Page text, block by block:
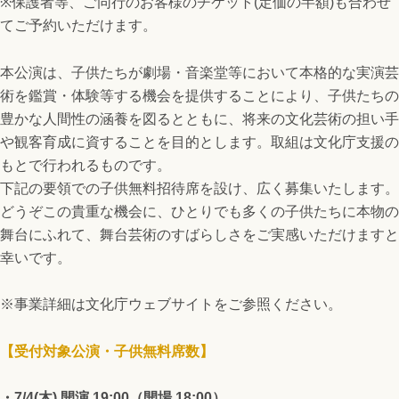
てご予約いただけます。
本公演は、子供たちが劇場・音楽堂等において本格的な実演芸
術を鑑賞・体験等する機会を提供することにより、子供たちの
豊かな人間性の涵養を図るとともに、将来の文化芸術の担い手
や観客育成に資することを目的とします。取組は文化庁支援の
もとで行われるものです。
下記の要領での子供無料招待席を設け、広く募集いたします。
どうぞこの貴重な機会に、ひとりでも多くの子供たちに本物の
舞台にふれて、舞台芸術のすばらしさをご実感いただけますと
幸いです。
※事業詳細は文化庁ウェブサイト をご参照ください。
【受付対象公演・子供無料席数】